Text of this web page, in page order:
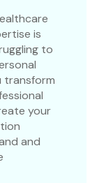
is
to
transform
your
and